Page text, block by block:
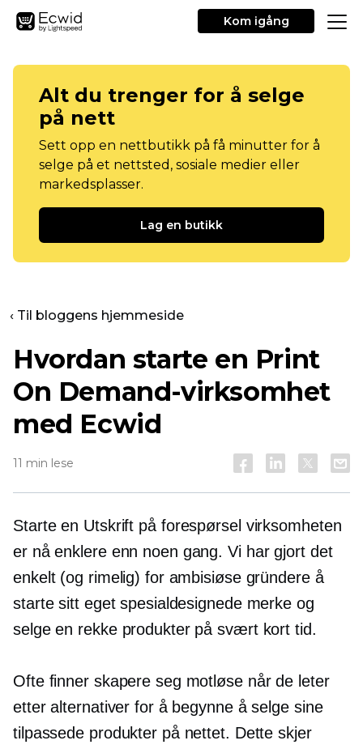
Kom igång
Alt du trenger for å selge
på nett
Sett opp en nettbutikk på få minutter for å
selge på et nettsted, sosiale medier eller
markedsplasser.
Lag en butikk
‹ Til bloggens hjemmeside
Hvordan starte en Print
On Demand-virksomhet
med Ecwid
11 min lese
Starte en Utskrift på forespørsel virksomheten
er nå enklere enn noen gang. Vi har gjort det
enkelt (og rimelig) for ambisiøse gründere å
starte sitt eget spesialdesignede merke og
selge en rekke produkter på svært kort tid.
Ofte finner skapere seg motløse når de leter
etter alternativer for å begynne å selge sine
tilpassede produkter på nettet. Dette skjer